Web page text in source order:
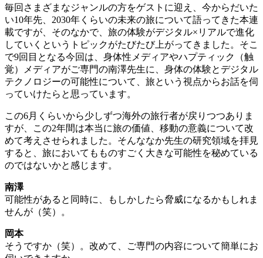
毎回さまざまなジャンルの方をゲストに迎え、今からだいた
い10年先、2030年くらいの未来の旅について語ってきた本連
載ですが、そのなかで、旅の体験がデジタル×リアルで進化
していくというトピックがたびたび上がってきました。そこ
で9回目となる今回は、身体性メディアやハプティック（触
覚）メディアがご専門の南澤先生に、身体の体験とデジタル
テクノロジーの可能性について、旅という視点からお話を伺
っていけたらと思っています。
この6月くらいから少しずつ海外の旅行者が戻りつつありま
すが、この2年間は本当に旅の価値、移動の意義について改
めて考えさせられました。そんななか先生の研究領域を拝見
すると、旅においてもものすごく大きな可能性を秘めている
のではないかと感じます。
南澤
可能性があると同時に、もしかしたら脅威になるかもしれま
せんが（笑）。
岡本
そうですか（笑）。改めて、ご専門の内容について簡単にお